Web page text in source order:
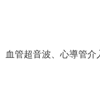
管超音波、心導管介